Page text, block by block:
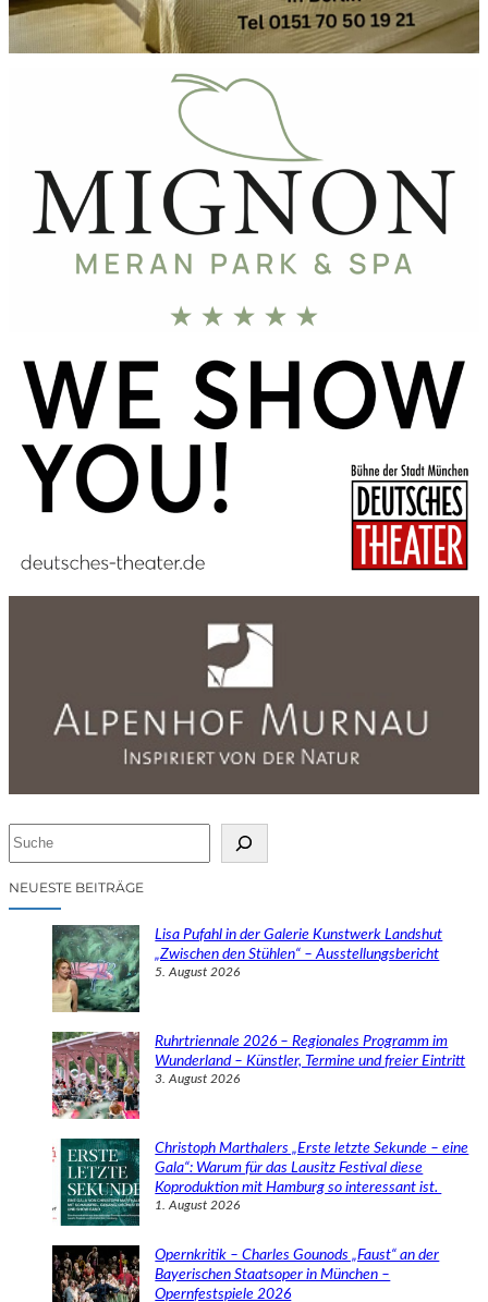
cNEUESTE BEITRÄGE
Lisa Pufahl in der Galerie Kunstwerk Landshut
„Zwischen den Stühlen“ – Ausstellungsbericht
5. August 2026
Ruhrtriennale 2026 – Regionales Programm im
Wunderland – Künstler, Termine und freier Eintritt
3. August 2026
Christoph Marthalers „Erste letzte Sekunde – eine
Gala“: Warum für das Lausitz Festival diese
Koproduktion mit Hamburg so interessant ist.
1. August 2026
Opernkritik – Charles Gounods „Faust“ an der
Bayerischen Staatsoper in München –
Opernfestspiele 2026